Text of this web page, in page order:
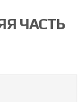
ЧАСТЬ